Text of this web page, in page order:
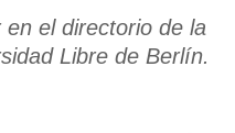
el directorio de la
Libre de Berlín.